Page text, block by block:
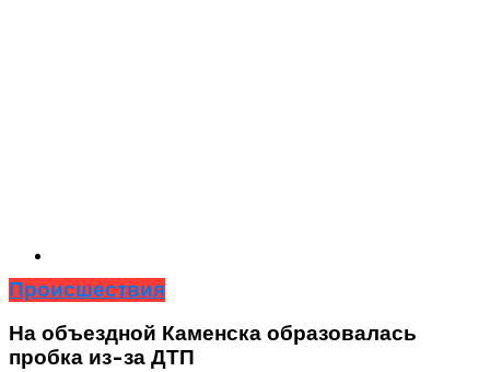
Происшествия
На объездной Каменска образовалась
пробка из-за ДТП